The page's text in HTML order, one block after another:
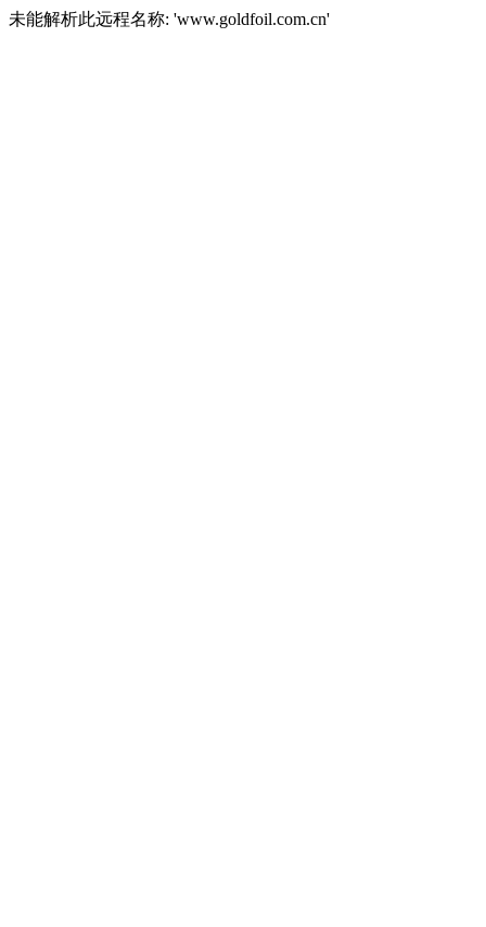
未能解析此远程名称: 'www.goldfoil.com.cn'